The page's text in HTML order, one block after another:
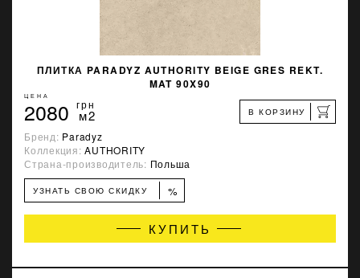
ПЛИТКА PARADYZ AUTHORITY BEIGE GRES REKT.
MAT 90X90
ЦЕНА
2080 грн
м2 В КОРЗИНУ
Бренд: Paradyz
Коллекция:AUTHORITY
Страна-производитель: Польша
УЗНАТЬ СВОЮ СКИДКУ %
КУПИТЬ